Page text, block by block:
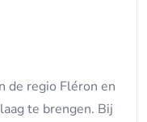
de regio Fléron en
te brengen. Bij